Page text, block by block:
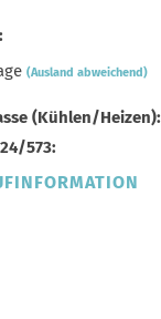
(Ausland abweichend)
(Kühlen/Heizen):
573: